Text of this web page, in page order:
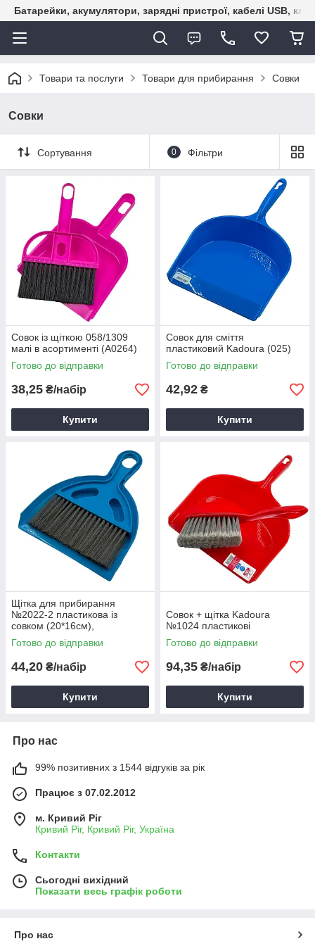
Батарейки, акумулятори, зарядні пристрої, кабелі USB,
Товари та послуги Товари для прибирання Совки
Совки
Сортування 0 Фільтри
Совок із щіткою 058/1309
малі в асортименті (А0264)
Готово до відправки
38,25 ₴/набір
Купити
Совок для сміття
пластиковий Kadoura (025)
Готово до відправки
42,92 ₴
Купити
Щітка для прибирання
№2022-2 пластикова із
совком (20*16см),
господарська щітка для
підлоги
Готово до відправки
44,20 ₴/набір
Купити
Совок + щітка Kadoura
№1024 пластикові
Готово до відправки
94,35 ₴/набір
Купити
Про нас
99% позитивних з 1544 відгуків за рік
Працює з 07.02.2012
м. Кривий Ріг
Кривий Ріг, Кривий Ріг, Україна
Контакти
Сьогодні вихідний
Показати весь графік роботи
Про нас